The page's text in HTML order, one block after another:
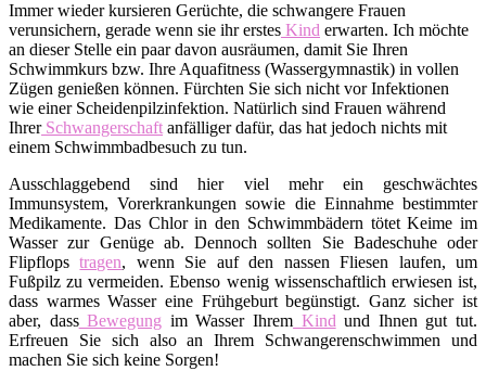
Immer wieder kursieren Gerüchte, die schwangere Frauen
verunsichern, gerade wenn sie ihr erstes Kind erwarten. Ich möchte
an dieser Stelle ein paar davon ausräumen, damit Sie Ihren
Schwimmkurs bzw. Ihre Aquafitness (Wassergymnastik) in vollen
Zügen genießen können. Fürchten Sie sich nicht vor Infektionen
wie einer Scheidenpilzinfektion. Natürlich sind Frauen während
IhrerSchwangerschaft anfälliger dafür, das hat jedoch nichts mit
einem Schwimmbadbesuch zu tun.
Ausschlaggebend sind hier viel mehr ein geschwächtes
Immunsystem, Vorerkrankungen sowie die Einnahme bestimmter
Medikamente. Das Chlor in den Schwimmbädern tötet Keime im
Wasser zur Genüge ab. Dennoch sollten Sie Badeschuhe oder
Flipflopstragen, wenn Sie auf den nassen Fliesen laufen, um
Fußpilz zu vermeiden. Ebenso wenig wissenschaftlich erwiesen ist,
dass warmes Wasser eine Frühgeburt begünstigt. Ganz sicher ist
aber, dassBewegung im Wasser Ihrem Kind und Ihnen gut tut.
Erfreuen Sie sich also an Ihrem Schwangerenschwimmen und
machen Sie sich keine Sorgen!